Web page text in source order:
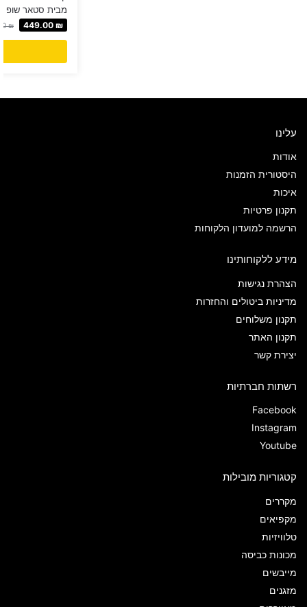
מבית סטאר שופ STAR SHOP
₪ 449.00 ₪
עלינו
אודות
היסטורית הזמנות
איכות
תקנון פרטיות
הרשמה למועדון הלקוחות
מידע ללקוחותינו
הצהרת נגישות
מדיניות ביטולים והחזרות
תקנון משלוחים
תקנון האתר
יצירת קשר
רשתות חברתיות
Facebook
Instagram
Youtube
קטגוריות מובילות
מקררים
מקפיאים
טלוויזיות
מכונות כביסה
מייבשים
מזגנים